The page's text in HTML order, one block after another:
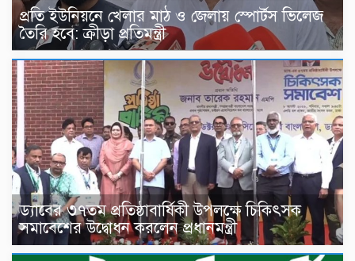
প্রতি ইউনিয়নে খেলার মাঠ ও জেলায় স্পোর্টস ভিলেজ
তৈরি হবে: ক্রীড়া প্রতিমন্ত্রী
ড্যাবের ৩৭তম প্রতিষ্ঠাবার্ষিকী উপলক্ষে চিকিৎসক
সমাবেশের উদ্বোধন করলেন প্রধানমন্ত্রী